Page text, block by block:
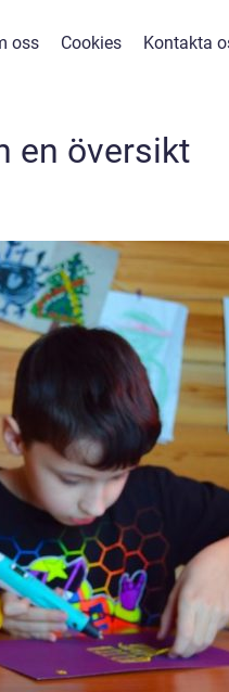
oss Cookies Kontakta
en översikt